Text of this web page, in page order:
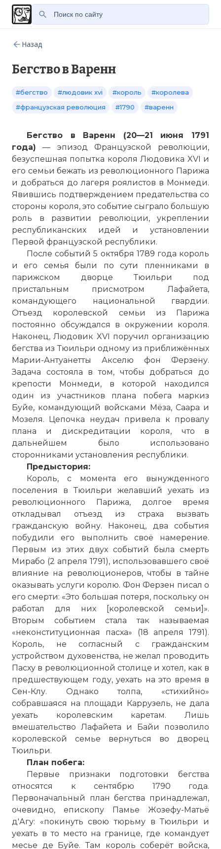
Назад
Бегство в Варенн
#бегство #людовик xvi #король
#королева
#французская революция
#1790 #варенн
Бегство в Варенн (20—21 июня 1791
года) — эпизод Французской революции,
безуспешная попытка короля Людовика XVI и
его семьи бежать из революционного Парижа
и добраться до лагеря роялистов в Монмеди.
Явившись подтверждением предательства со
стороны короля, это событие сыграло большую
роль в развитии революции, укреплении
республиканских идей и установлении
Первой французской республики.
После событий 5 октября 1789 года король
и его семья были по сути пленниками в
парижском дворце Тюильри под
пристальным присмотром Лафайета,
командующего национальной гвардии.
Отъезд королевской семьи из Парижа
постоянно обсуждался в окружении короля.
Наконец, Людовик XVI поручил организацию
бегства из Тюильри одному из приближённых
Марии-Антуанетты Акселю фон Ферзену.
Задача состояла в том, чтобы добраться до
крепости Монмеди, в которой находился
один из участников плана побега маркиз
Буйе, командующий войсками Мёза, Саара и
Мозеля. Цепочка неудач привела к провалу
плана и дискредитации короля, что в
дальнейшем было использовано
сторонниками установления республики.
Предыстория:
Король, с момента его вынужденного
поселения в Тюильри желавший уехать из
революционного Парижа, долгое время
откладывал отъезд из страха вызвать
гражданскую войну. Наконец, два события
побудили его выполнить своё намерение.
Первым из этих двух событий была смерть
Мирабо (2 апреля 1791), использовавшего своё
влияние на революционеров, чтобы в тайне
оказывать услуги королю. Фон Ферзен писал о
его смерти: «Это большая потеря, поскольку он
работал для них [королевской семьи]».
Вторым событием стала так называемая
«неконституционная пасха» (18 апреля 1791).
Король, не согласный с гражданским
устройством духовенства, не желал проводить
Пасху в революционной столице и хотел, как в
предшествующем году, уехать на это время в
Сен-Клу. Однако толпа, «стихийно»
собравшаяся на площади Каррузель, не дала
уехать королевским каретам. Лишь
вмешательство Лафайета и Байи позволило
королевской семье вернуться во дворец
Тюильри.
План побега:
Первые признаки подготовки бегства
относятся к сентябрю 1790 года.
Первоначальный план бегства принадлежал,
очевидно, епископу Памье Жозефу-Матьё
д'Агу: «покинуть свою тюрьму в Тюильри и
уехать в то место на границе, где командует
месье де Буйе. Там король соберёт войска,